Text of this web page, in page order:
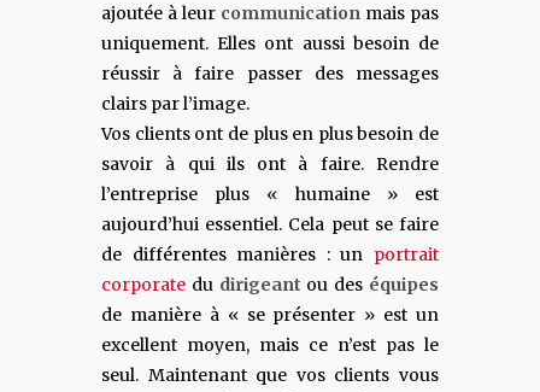
ajoutée à leur communication mais pas
uniquement. Elles ont aussi besoin de
réussir à faire passer des messages
clairs par l’image.
Vos clients ont de plus en plus besoin de
savoir à qui ils ont à faire. Rendre
l’entreprise plus « humaine » est
aujourd’hui essentiel. Cela peut se faire
de différentes manières : un portrait
corporate du dirigeant ou des équipes
de manière à « se présenter » est un
excellent moyen, mais ce n’est pas le
seul. Maintenant que vos clients vous